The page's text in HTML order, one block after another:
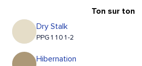
Ton sur ton
Dry Stalk
PPG1101-2
Hibernation